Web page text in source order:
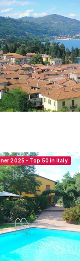
2025 - Top 50 in Italy